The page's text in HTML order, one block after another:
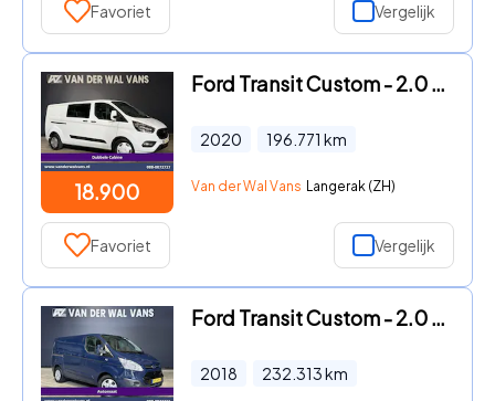
Favoriet Vergelijk
18.900
Ford Transit Custom - 2.0 TDCI 131pk Automaat L2H1 Dubbele Cabine Euro6 Airco | Xe
2020 196.771 km
Van der Wal Vans Langerak (ZH)
Favoriet Vergelijk
Ford Transit Custom - 2.0 TDCI 131pk Automaat L1H1 Euro6 Airco | Camera | Navigati
2018 232.313km